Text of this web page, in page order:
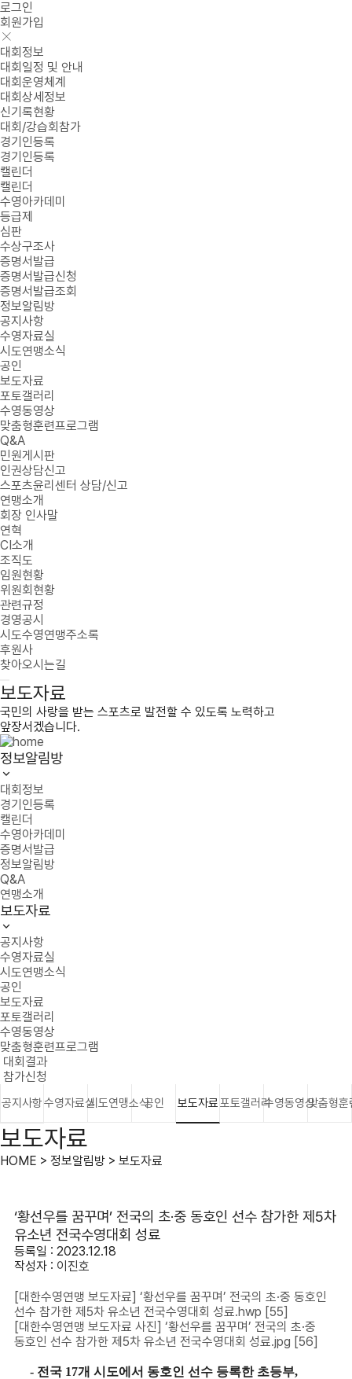
로그인
회원가입
대회정보
대회일정 및 안내
대회운영체계
대회상세정보
신기록현황
대회/강습회참가
경기인등록
경기인등록
캘린더
캘린더
수영아카데미
등급제
심판
수상구조사
증명서발급
증명서발급신청
증명서발급조회
정보알림방
공지사항
수영자료실
시도연맹소식
공인
보도자료
포토갤러리
수영동영상
맞춤형훈련프로그램
Q&A
민원게시판
인권상담신고
스포츠윤리센터 상담/신고
연맹소개
회장 인사말
연혁
CI소개
조직도
임원현황
위원회현황
관련규정
경영공시
시도수영연맹주소록
후원사
찾아오시는길
보도자료
국민의 사랑을 받는 스포츠로 발전할 수 있도록 노력하고
앞장서겠습니다.
정보알림방
대회정보
경기인등록
캘린더
수영아카데미
증명서발급
정보알림방
Q&A
연맹소개
보도자료
공지사항
수영자료실
시도연맹소식
공인
보도자료
포토갤러리
수영동영상
맞춤형훈련프로그램
대회결과
참가신청
공지사항수영자료실시도연맹소식공인 보도자료포토갤러리수영동영상맞춤형훈
보도자료
HOME > 정보알림방 > 보도자료
‘황선우를 꿈꾸며’ 전국의 초·중 동호인 선수 참가한 제5차
유소년 전국수영대회 성료
등록일 : 2023.12.18
작성자 : 이진호
[대한수영연맹 보도자료] ‘황선우를 꿈꾸며’ 전국의 초·중 동호인
선수 참가한 제5차 유소년 전국수영대회 성료.hwp [55]
[대한수영연맹 보도자료 사진] ‘황선우를 꿈꾸며’ 전국의 초·중
동호인 선수 참가한 제5차 유소년 전국수영대회 성료.jpg [56]
- 전국 17개 시도에서 동호인 선수 등록한 초등부,